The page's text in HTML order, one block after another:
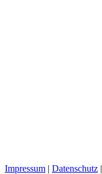
Impressum | Datenschutz |